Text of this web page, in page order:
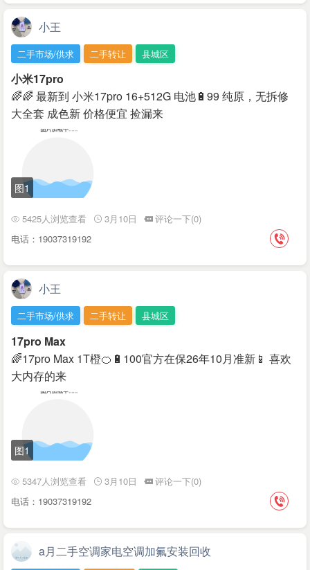
小王
二手市场/供求 二手转让 县城区
小米17pro
🌈🌈 最新到 小米17pro 16+512G 电池🔋99 纯原，无拆修
大全套 成色新 价格便宜 捡漏来
图1
5425人浏览查看 3月10日
评论一下(0)
电话：19037319192
小王
二手市场/供求 二手转让 县城区
17pro Max
🌈17pro Max 1T橙🍊🔋100官方在保26年10月准新📱 喜欢
大内存的来
图1
5347人浏览查看 3月10日
评论一下(0)
电话：19037319192
a月二手空调家电空调加氟安装回收